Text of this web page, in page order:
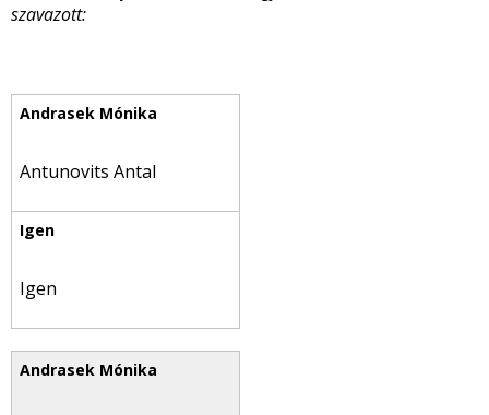
szavazott:
Antunovits Antal
Igen